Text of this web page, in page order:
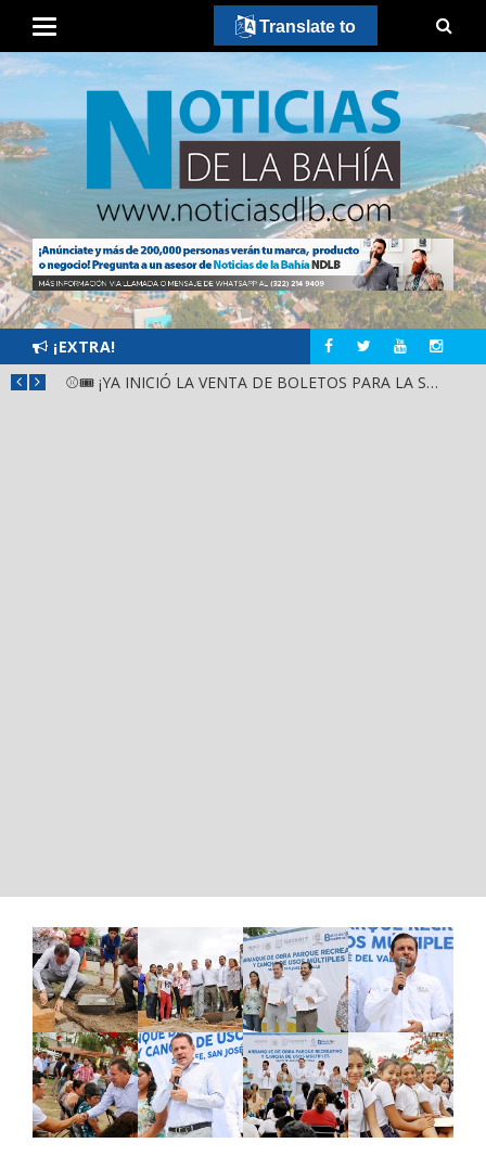
¡EXTRA!
⚾🎟️ ¡YA INICIÓ LA VENTA DE BOLETOS PARA LA SERIE DEL CARIBE KIDS NAYARIT 2026!
Translate to